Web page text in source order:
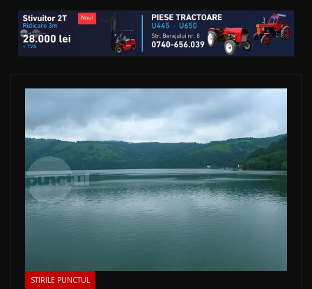
STIRILE PUNCTUL